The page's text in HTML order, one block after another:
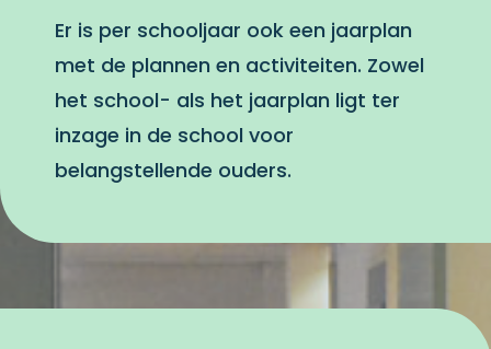
Er is per schooljaar ook een jaarplan
met de plannen en activiteiten. Zowel
het school- als het jaarplan ligt ter
inzage in de school voor
belangstellende ouders.